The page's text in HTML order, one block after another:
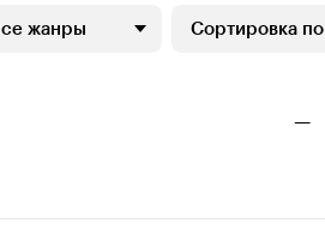
жанры Сортировка
—